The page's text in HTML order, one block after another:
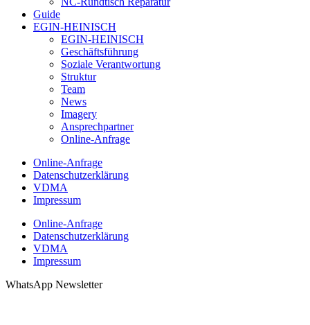
Guide
EGIN-HEINISCH
EGIN-HEINISCH
Geschäftsführung
Soziale Verantwortung
Struktur
Team
News
Imagery
Ansprechpartner
Online-Anfrage
Online-Anfrage
Datenschutzerklärung
VDMA
Impressum
Online-Anfrage
Datenschutzerklärung
VDMA
Impressum
WhatsApp Newsletter